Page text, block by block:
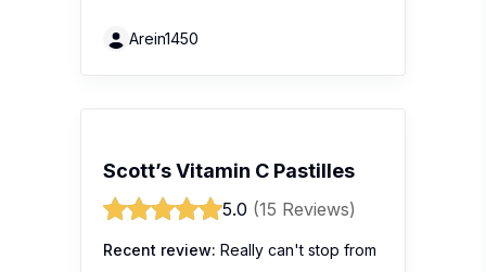
Arein1450
Scott’s Vitamin C Pastilles
5.0 (15 Reviews)
Recent review: Really can't stop from